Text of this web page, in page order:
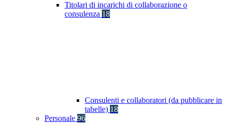
Titolari di incarichi di collaborazione o
consulenza 18
Consulenti e collaboratori (da pubblicare in
tabelle) 18
Personale 96